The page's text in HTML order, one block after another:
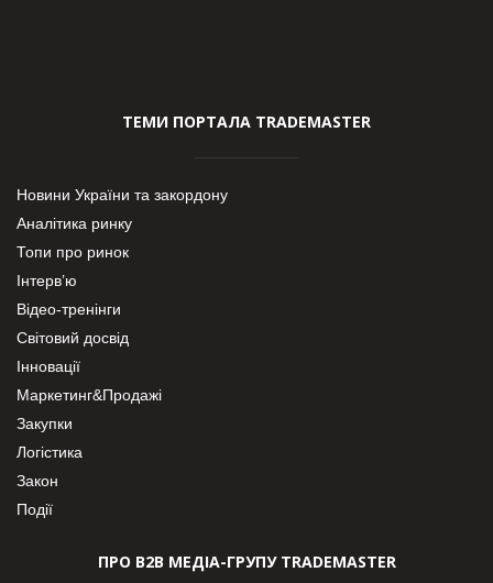
ТЕМИ ПОРТАЛА TRADEMASTER
Новини України та закордону
Аналітика ринку
Топи про ринок
Інтерв’ю
Відео-тренінги
Світовий досвід
Інновації
Маркетинг&Продажі
Закупки
Логістика
Закон
Події
ПРО В2В МЕДІА-ГРУПУ TRADEMASTER